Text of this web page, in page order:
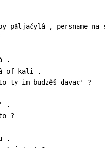
pâljačylâ , persname na
.
of kali .
ty im budzêš davac' ?
.
?
.